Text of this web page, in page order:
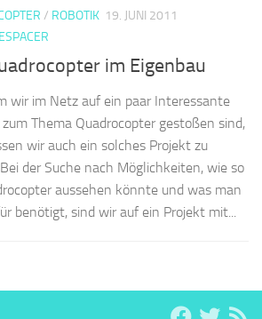
/ ROBOTIK 19. JUNI 2011
im Eigenbau
wir im Netz auf ein paar Interessante
Thema Quadrocopter gestoßen sind,
wir auch ein solches Projekt zu
der Suche nach Möglichkeiten, wie so
aussehen könnte und was man
benötigt, sind wir auf ein Projekt mit...